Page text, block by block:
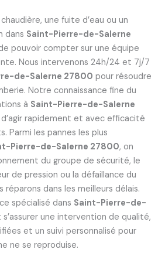
une fuite d’eau ou un
dans Saint-Pierre-de-Salerne
pouvoir compter sur une équipe
Nous intervenons 24h/24 et 7j/7
de-Salerne 27800 pour résoudre
Notre connaissance fine du
à Saint-Pierre-de-Salerne
rapidement et avec efficacité
Parmi les pannes les plus
Pierre-de-Salerne 27800, on
du groupe de sécurité, le
de pression ou la défaillance du
dans les meilleurs délais.
spécialisé dans Saint-Pierre-de-
s’assurer une intervention de qualité,
et un suivi personnalisé pour
ne se reproduise.